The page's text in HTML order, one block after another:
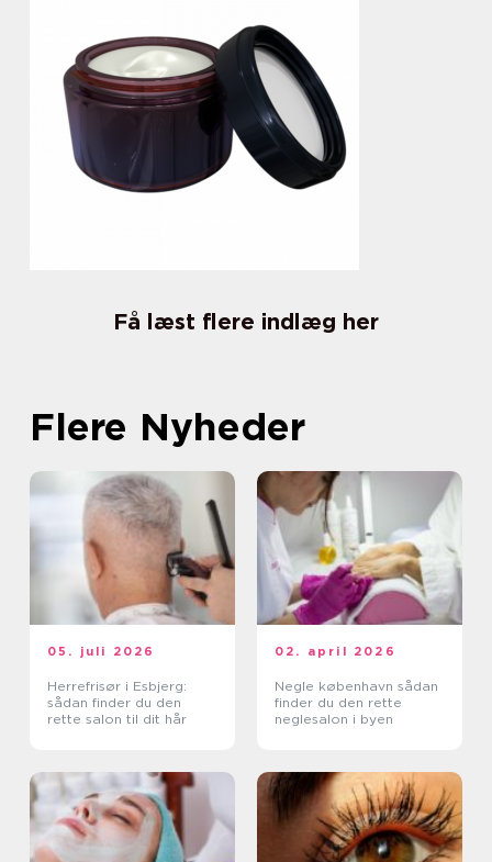
Få læst flere indlæg her
Flere Nyheder
05. juli 2026
Herrefrisør i Esbjerg:
sådan finder du den
rette salon til dit hår
02. april 2026
Negle københavn sådan
finder du den rette
neglesalon i byen